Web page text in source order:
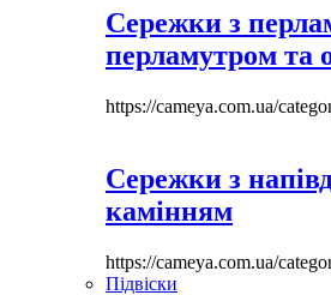
Сережки з
перламутром та
https://cameya.com.ua/
Сережки з
камінням
https://cameya.com.ua/
Підвіски